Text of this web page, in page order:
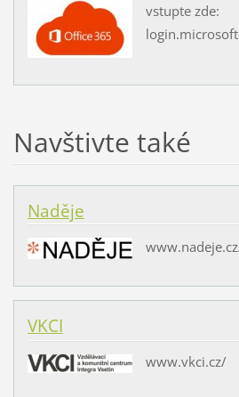
vstupte zde:
Navštivte také
Naděje
VKCI
www.vkci.cz/